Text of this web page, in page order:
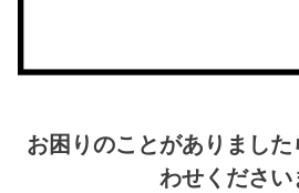
お困りのことがありまし
わせください